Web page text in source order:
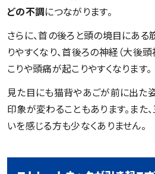
どの不調につながります。
さらに、首の後ろと頭の境目にある
りやすくなり、首後ろの神経（大後
こりや頭痛が起こりやすくなります。
見た目にも猫背やあごが前に出た
印象が変わることもあります。ま
いを感じる方も少なくありません。